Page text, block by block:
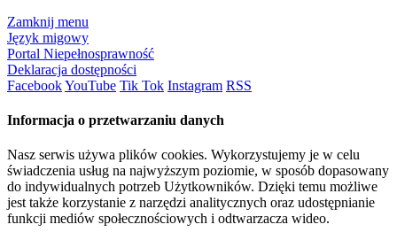
Zamknij menu
Język migowy
Portal Niepełnosprawność
Deklaracja dostępności
FacebookYouTube Tik Tok Instagram RSS
Informacja o przetwarzaniu danych
Nasz serwis używa plików cookies. Wykorzystujemy je w celu
świadczenia usług na najwyższym poziomie, w sposób dopasowany
do indywidualnych potrzeb Użytkowników. Dzięki temu możliwe
jest także korzystanie z narzędzi analitycznych oraz udostępnianie
funkcji mediów społecznościowych i odtwarzacza wideo.